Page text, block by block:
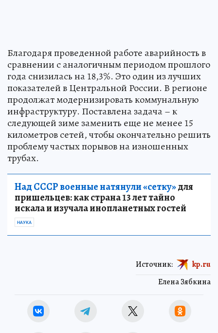
Благодаря проведенной работе аварийность в
сравнении с аналогичным периодом прошлого
года снизилась на 18,3%. Это один из лучших
показателей в Центральной России. В регионе
продолжат модернизировать коммунальную
инфраструктуру. Поставлена задача – к
следующей зиме заменить еще не менее 15
километров сетей, чтобы окончательно решить
проблему частых порывов на изношенных
трубах.
Над СССР военные натянули «сетку»для
пришельцев: как страна 13 лет тайно
искала и изучала инопланетных гостей
НАУКА
Елена Зябкина
Источник: kp.ru